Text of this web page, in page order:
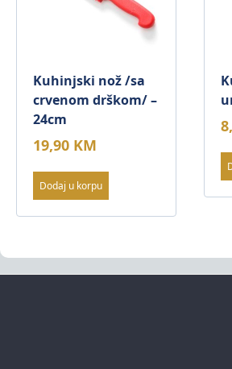
Kuhinjski nož /sa
crvenom drškom/ –
24cm
19,90 KM
Dodaj u korpu